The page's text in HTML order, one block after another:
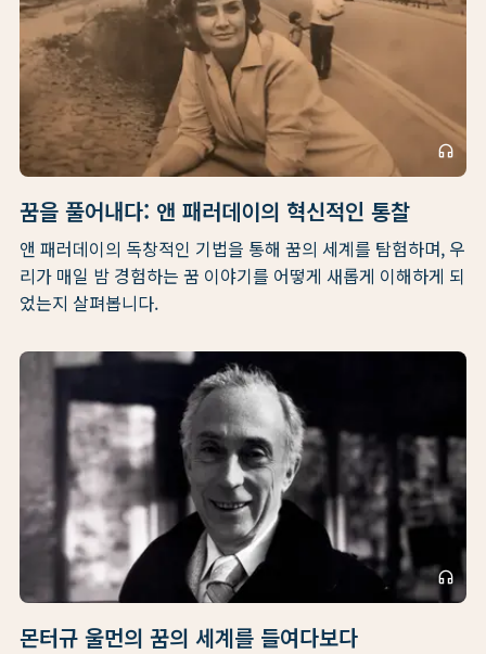
headphones
꿈을 풀어내다: 앤 패러데이의 혁신적인 통찰
앤 패러데이의 독창적인 기법을 통해 꿈의 세계를 탐험하며, 우
리가 매일 밤 경험하는 꿈 이야기를 어떻게 새롭게 이해하게 되
었는지 살펴봅니다.
headphones
몬터규 울먼의 꿈의 세계를 들여다보다